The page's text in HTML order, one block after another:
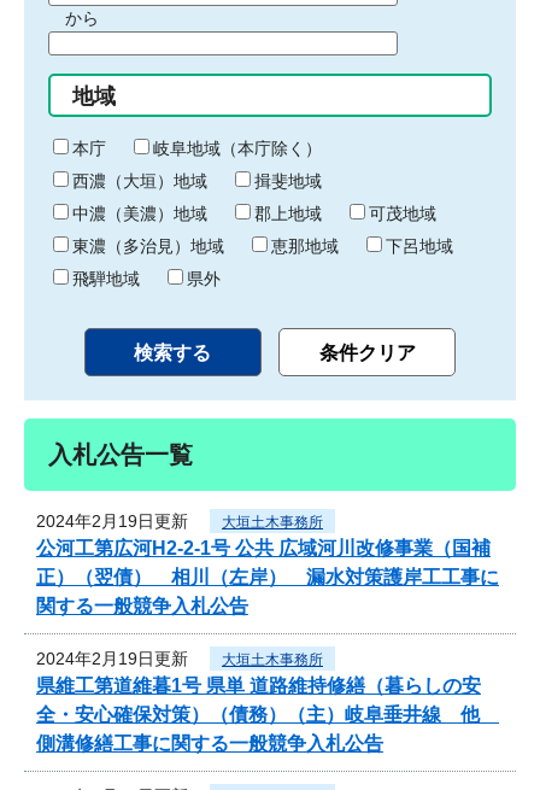
間
始
り
から
間
終
わ
り
地域
本庁
岐阜地域（本庁除く）
西濃（大垣）地域
揖斐地域
中濃（美濃）地域
郡上地域
可茂地域
東濃（多治見）地域
恵那地域
下呂地域
飛騨地域
県外
入札公告一覧
2024年2月19日更新 大垣土木事務所
公河工第広河H2-2-1号 公共 広域河川改修事業（国補
正）（翌債） 相川（左岸） 漏水対策護岸工工事に
関する一般競争入札公告
2024年2月19日更新 大垣土木事務所
県維工第道維暮1号 県単 道路維持修繕（暮らしの安
全・安心確保対策）（債務）（主）岐阜垂井線 他
側溝修繕工事に関する一般競争入札公告